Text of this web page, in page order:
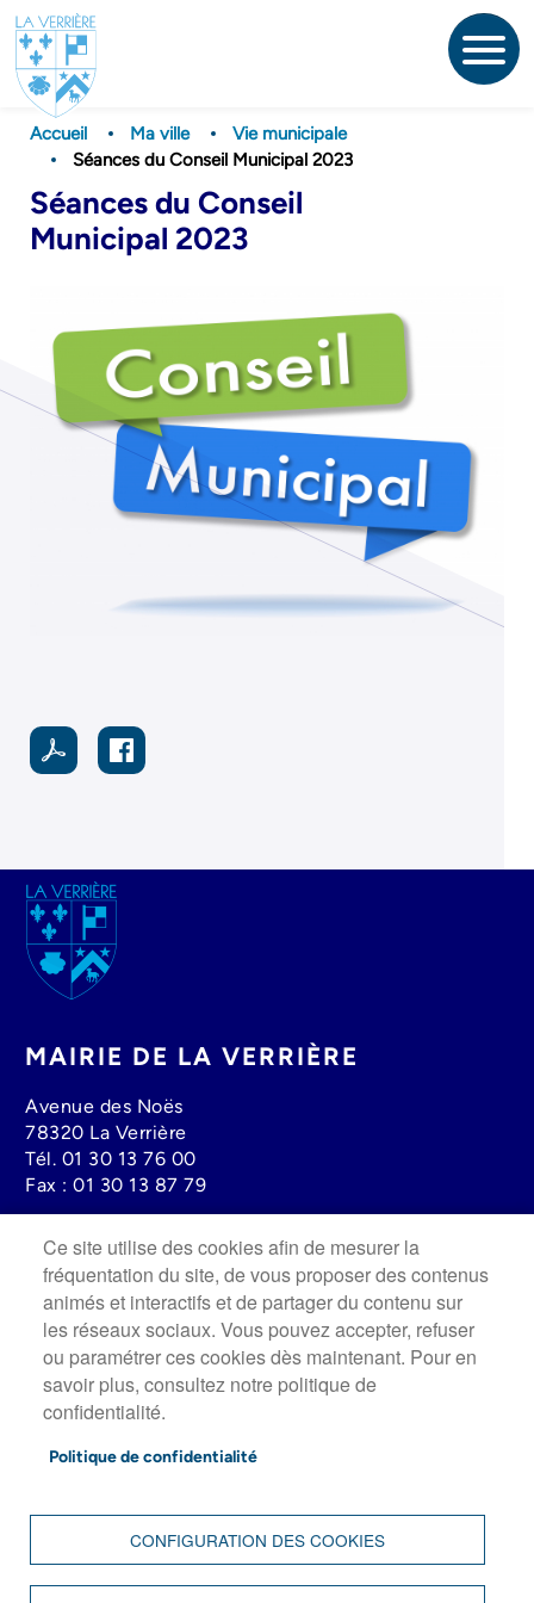
Accueil
Ma ville
Vie municipale
Séances du Conseil Municipal 2023
Séances du Conseil
Municipal 2023
Image
MAIRIE DE LA VERRIÈRE
Avenue des Noës
78320 La Verrière
Tél. 01 30 13 76 00
Fax : 01 30 13 87 79
Lundi au mercredi : 08h30 à 12h00 - 13h30 à 17h30
Jeudi : 13h30 à 19h00
Vendredi : 8h30 à 12h00 - 13h30 à 17h
Fermée le Samedi.
Image
FOOTER
Ce site utilise des cookies afin de mesurer la
fréquentation du site, de vous proposer des contenus
animés et interactifs et de partager du contenu sur
les réseaux sociaux. Vous pouvez accepter, refuser
ou paramétrer ces cookies dès maintenant. Pour en
savoir plus, consultez notre politique de
confidentialité.
Politique de confidentialité
CONFIGURATION DES COOKIES